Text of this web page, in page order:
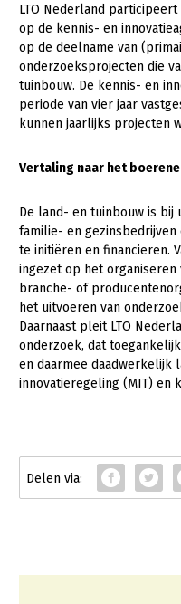
Konijnenhouderij
Melkveehouderij
Paardenhouderij
Pluimveehouderij
Varkenshouderij
Vleesveehouderij
Plant
Akkerbouw
Biologische Landbouw
Bollenteelt
Bomen, vaste
Paddenstoelen
Vollegrondsgroente
LTO Nederland
op de kennis- en
op de deelname van
onderzoeksprojecten die
tuinbouw. De kennis- en
periode van vier jaar
kunnen jaarlijks projecten
Vertaling naar het
De land- en tuinbouw is bij
familie- en
te initiëren en financieren.
ingezet op het
branche- of
het uitvoeren van
Daarnaast pleit LTO
onderzoek, dat
en daarmee daadwerkelijk
innovatieregeling (MIT) en